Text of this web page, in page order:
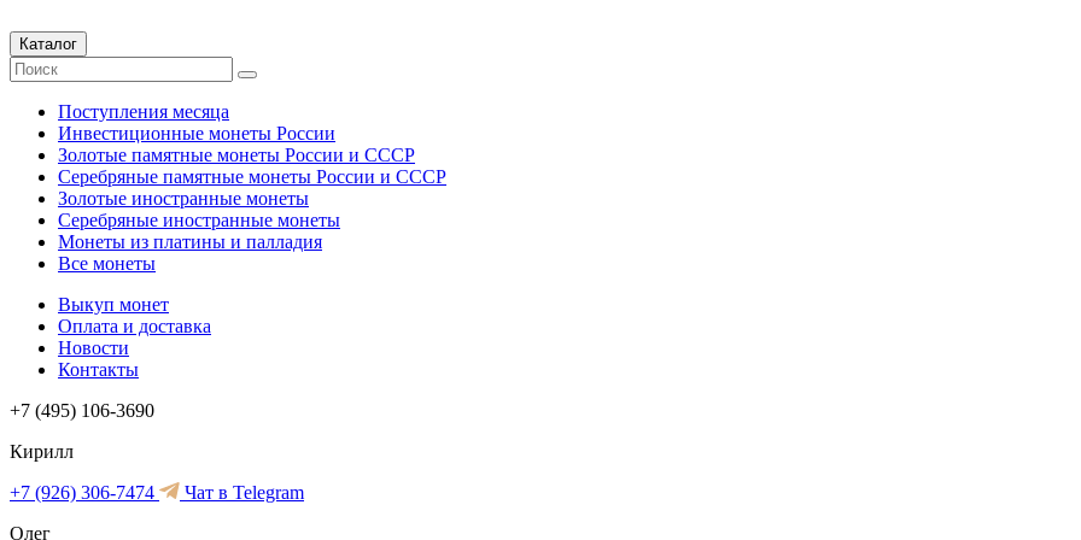
Каталог
Поступления месяца
Инвестиционные монеты России
Золотые памятные монеты России и СССР
Серебряные памятные монеты России и СССР
Золотые иностранные монеты
Серебряные иностранные монеты
Монеты из платины и палладия
Все монеты
Выкуп монет
Оплата и доставка
Новости
Контакты
+7 (495) 106-3690
Кирилл
+7 (926) 306-7474
Чат в Telegram
Олег